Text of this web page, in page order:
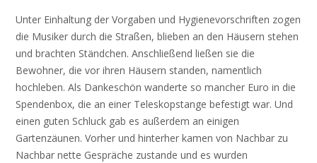
Unter Einhaltung der Vorgaben und Hygienevorschriften zogen
die Musiker durch die Straßen, blieben an den Häusern stehen
und brachten Ständchen. Anschließend ließen sie die
Bewohner, die vor ihren Häusern standen, namentlich
hochleben. Als Dankeschön wanderte so mancher Euro in die
Spendenbox, die an einer Teleskopstange befestigt war. Und
einen guten Schluck gab es außerdem an einigen
Gartenzäunen. Vorher und hinterher kamen von Nachbar zu
Nachbar nette Gespräche zustande und es wurden